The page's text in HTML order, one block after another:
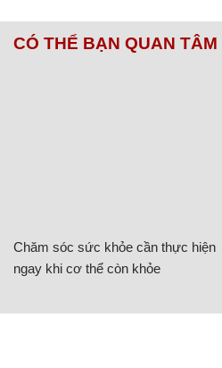
CÓ THỂ BẠN QUAN TÂM
Chăm sóc sức khỏe cần thực hiện
ngay khi cơ thể còn khỏe